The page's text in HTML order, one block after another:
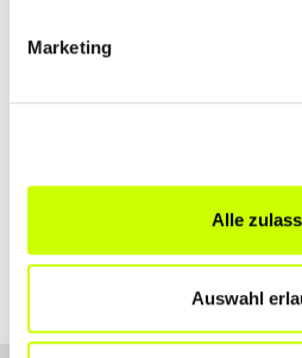
Marketing
Alle
Auswahl